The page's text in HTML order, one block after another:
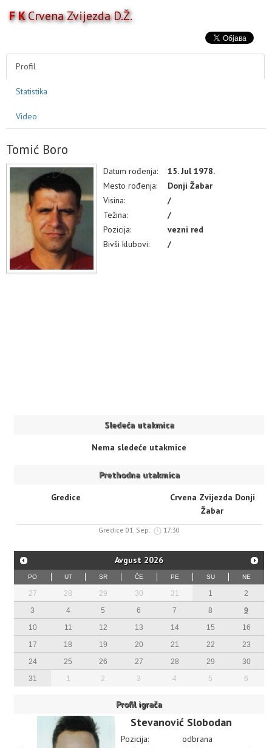
F KCrvena Zvijezda D.Ž.
KLUB
MULTIMEDIJA
Profil
Statistika
Video
Tomić Boro
Datum rođenja:
15. Jul 1978.
Mesto rođenja:
Donji Žabar
Visina:
/
Težina:
/
Pozicija:
vezni red
Bivši klubovi:
/
Sledeća utakmica
Nema sledeće utakmice
Prethodna utakmica
Gredice
Crvena Zvijezda Donji
Žabar
Gredice 01. Sep. 17:30
Avgust 2026
PO UT SR ČE PE SU NE
27 28 29 30 31 1
2
3
4 5 6 7 8
9
10
11 12 13 14 15
16
17
18 19 20 21 22
23
24
25 26 27 28 29
30
31
1 2 3 4 5 6
Profil igrača
Stevanović Slobodan
Pozicija:
odbrana